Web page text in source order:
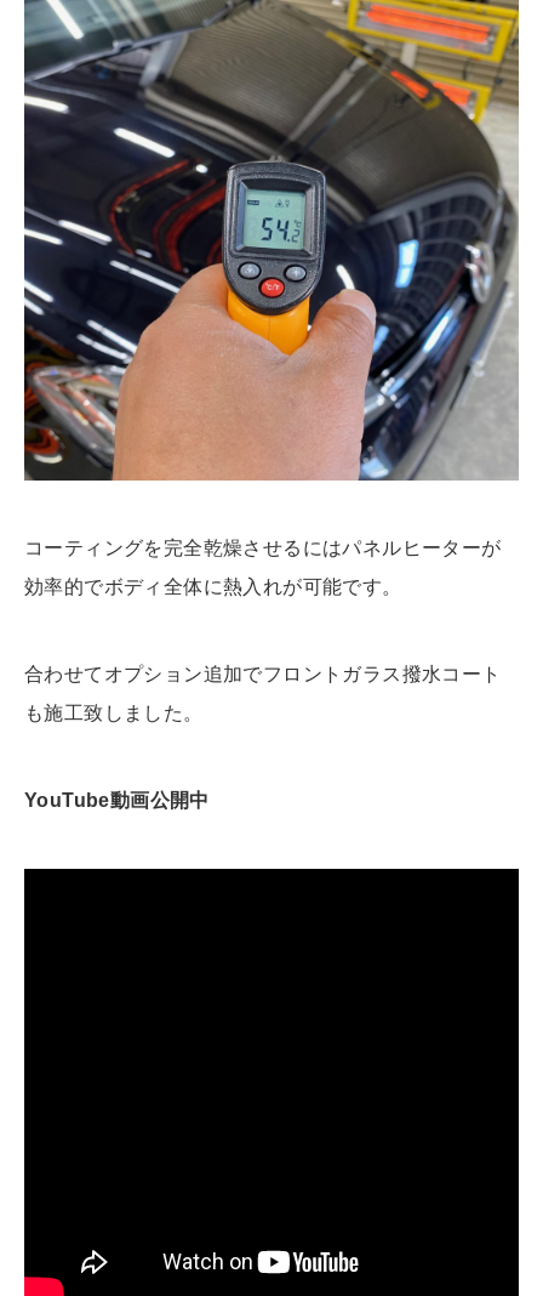
コーティングを完全乾燥させるにはパネルヒーターが
効率的でボディ全体に熱入れが可能です。
合わせてオプション追加でフロントガラス撥水コート
も施工致しました。
YouTube動画公開中